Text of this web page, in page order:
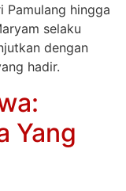
Pamulang hingga
selaku
dengan
hadir.
Yang